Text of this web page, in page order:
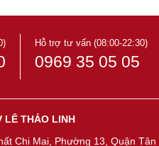
Hỗ trợ tư vấn (08:00-22:30)
0969 35 05 05
LÊ THẢO LINH
Chi Mai, Phường 13, Quận Tân